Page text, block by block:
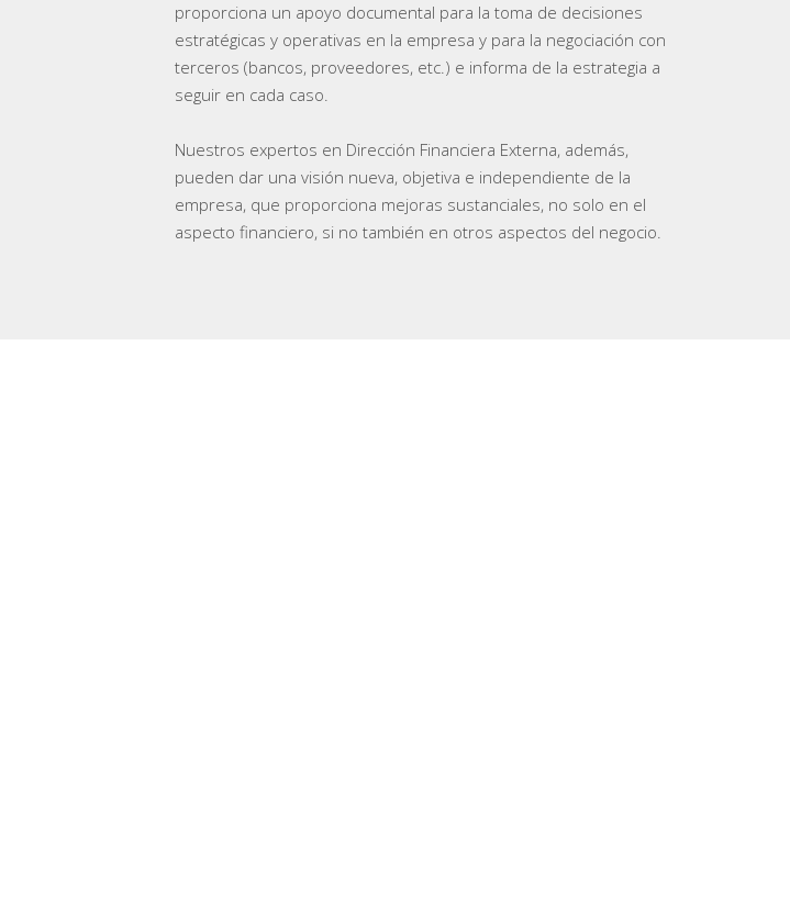
proporciona un apoyo documental para la toma de decisiones
estratégicas y operativas en la empresa y para la negociación con
terceros (bancos, proveedores, etc.) e informa de la estrategia a
seguir en cada caso.
Nuestros expertos en Dirección Financiera Externa, además,
pueden dar una visión nueva, objetiva e independiente de la
empresa, que proporciona mejoras sustanciales, no solo en el
aspecto financiero, si no también en otros aspectos del negocio.